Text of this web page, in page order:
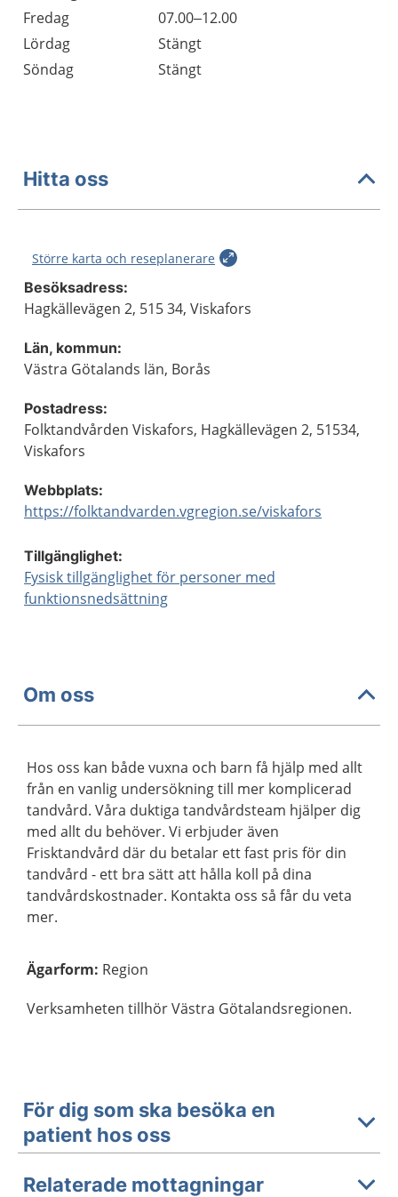
Fredag
07.00–12.00
Lördag
Stängt
Söndag
Stängt
Hitta oss
Större karta och reseplanerare
Besöksadress:
Hagkällevägen 2, 515 34, Viskafors
Län, kommun:
Västra Götalands län, Borås
Postadress:
Folktandvården Viskafors, Hagkällevägen 2, 51534,
Viskafors
Webbplats:
https://folktandvarden.vgregion.se/viskafors
Tillgänglighet:
Fysisk tillgänglighet för personer med
funktionsnedsättning
Om oss
Hos oss kan både vuxna och barn få hjälp med allt
från en vanlig undersökning till mer komplicerad
tandvård. Våra duktiga tandvårdsteam hjälper dig
med allt du behöver. Vi erbjuder även
Frisktandvård där du betalar ett fast pris för din
tandvård - ett bra sätt att hålla koll på dina
tandvårdskostnader. Kontakta oss så får du veta
mer.
Ägarform: Region
Verksamheten tillhör Västra Götalandsregionen.
För dig som ska besöka en
patient hos oss
Relaterade mottagningar